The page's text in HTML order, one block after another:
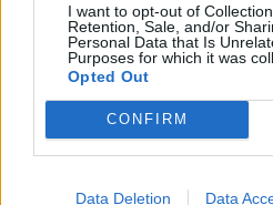
I want to opt-out of
Retention, Sale, and/or
Personal Data that Is
Purposes for which it was
Opted Out
CONFIRM
Data Deletion Data